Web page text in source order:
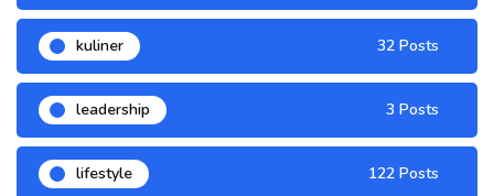
kuliner 32 Posts
leadership 3 Posts
lifestyle 122 Posts